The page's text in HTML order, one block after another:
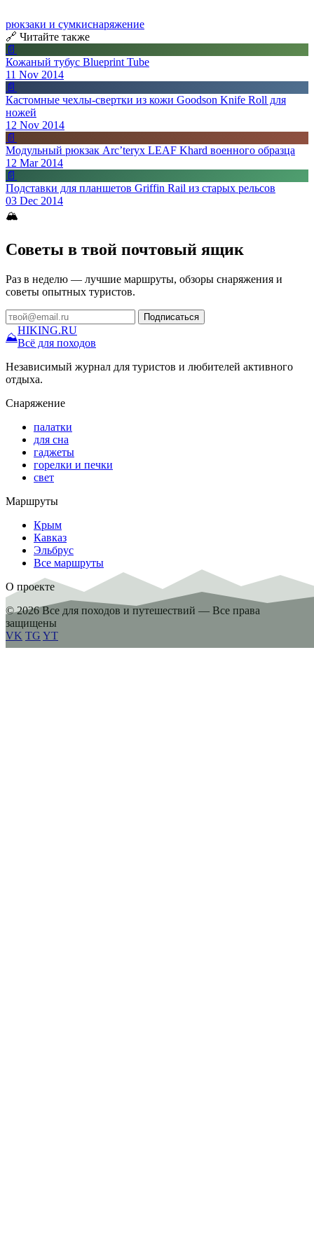
рюкзаки и сумкиснаряжение
🔗 Читайте также
📄
Кожаный тубус Blueprint Tube
11 Nov 2014
📄
Кастомные чехлы-свертки из кожи Goodson Knife Roll для
ножей
12 Nov 2014
📄
Модульный рюкзак Arc’teryx LEAF Khard военного образца
12 Mar 2014
📄
Подставки для планшетов Griffin Rail из старых рельсов
03 Dec 2014
🏔
Советы в твой почтовый ящик
Раз в неделю — лучшие маршруты, обзоры снаряжения и
советы опытных туристов.
Подписаться
⛰
HIKING.RU
Всё для походов
Независимый журнал для туристов и любителей активного
отдыха.
Снаряжение
палатки
для сна
гаджеты
горелки и печки
свет
Маршруты
Крым
Кавказ
Эльбрус
Все маршруты
О проекте
© 2026 Все для походов и путешествий — Все права
защищены
VK TG YT